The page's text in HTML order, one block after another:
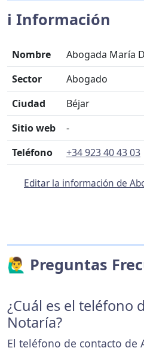
ℹ️ Información
Nombre
Abogada María
Sector
Abogado
Ciudad
Béjar
Sitio web
-
Teléfono
+34 923 40 43 03
Editar la información de
🙋‍♂️ Preguntas
¿Cuál es el teléfono
Notaría?
El teléfono de contacto de